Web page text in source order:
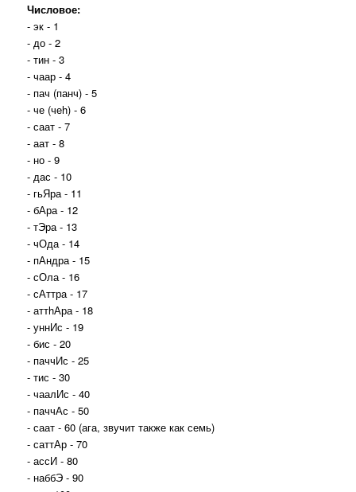
Числовое:
- эк - 1
- до - 2
- тин - 3
- чаар - 4
- пач (панч) - 5
- че (чеh) - 6
- саат - 7
- аат - 8
- но - 9
- дас - 10
- гьЯра - 11
- бАра - 12
- тЭра - 13
- чОда - 14
- пАндра - 15
- сОла - 16
- сАттра - 17
- аттhАра - 18
- уннИс - 19
- бис - 20
- паччИс - 25
- тис - 30
- чаалИс - 40
- паччАс - 50
- саат - 60 (ага, звучит также как семь)
- саттАр - 70
- ассИ - 80
- наббЭ - 90